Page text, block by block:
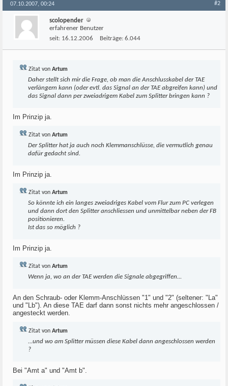
07.10.2007, 00:24 #2
scolopender
erfahrener Benutzer
seit: 16.12.2006 Beiträge: 6.044
Zitat von Artum
Daher stellt sich mir die Frage, ob man die Anschlusskabel der TAE
verlängern kann (oder evtl. das Signal an der TAE abgreifen kann) und
das Signal dann per zweiadrigem Kabel zum Splitter bringen kann ?
Im Prinzip ja.
Zitat von Artum
Der Splitter hat ja auch noch Klemmanschlüsse, die vermutlich genau
dafür gedacht sind.
Im Prinzip ja.
Zitat von Artum
So könnte ich ein langes zweiadriges Kabel vom Flur zum PC verlegen
und dann dort den Splitter anschliessen und unmittelbar neben der FB
positionieren.
Ist das so möglich ?
Im Prinzip ja.
Zitat von Artum
Wenn ja, wo an der TAE werden die Signale abgegriffen...
An den Schraub- oder Klemm-Anschlüssen "1" und "2" (seltener: "La"
und "Lb"). An diese TAE darf dann sonst nichts mehr angeschlossen /
angesteckt werden.
Zitat von Artum
...und wo am Splitter müssen diese Kabel dann angeschlossen werden
?
Bei "Amt a" und "Amt b".